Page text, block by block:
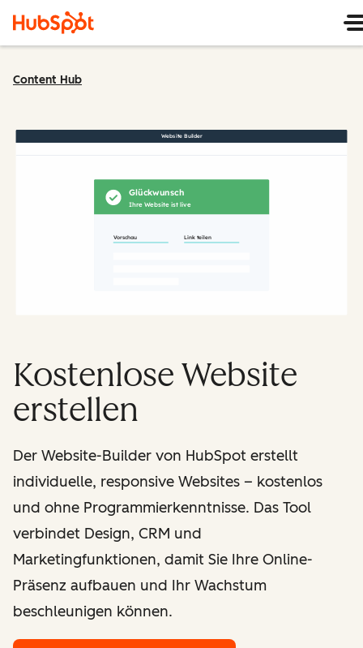
Content Hub
Kostenlose Website
erstellen
Der Website-Builder von HubSpot erstellt
individuelle, responsive Websites – kostenlos
und ohne Programmierkenntnisse. Das Tool
verbindet Design, CRM und
Marketingfunktionen, damit Sie Ihre Online-
Präsenz aufbauen und Ihr Wachstum
beschleunigen können.